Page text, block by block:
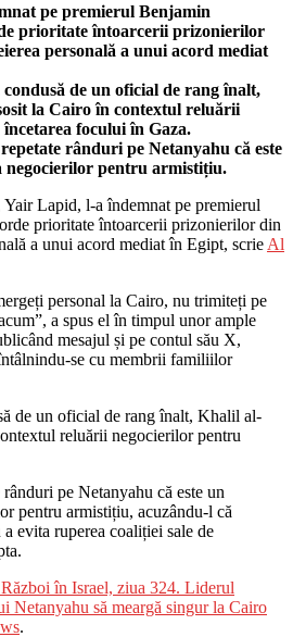
pe premierul Benjamin
prioritate întoarcerii prizonierilor
personală a unui acord mediat
condusă de un oficial de rang înalt,
la Cairo în contextul reluării
focului în Gaza.
rânduri pe Netanyahu că este
negocierilor pentru armistițiu.
Lapid, l-a îndemnat pe premierul
prioritate întoarcerii prizonierilor din
a unui acord mediat în Egipt, scrie Al
personal la Cairo, nu trimiteți pe
a spus el în timpul unor ample
mesajul și pe contul său X,
se cu membrii familiilor
de un oficial de rang înalt, Khalil al-
reluării negocierilor pentru
pe Netanyahu că este un
pentru armistițiu, acuzându-l că
evita ruperea coaliției sale de
în Israel, ziua 324. Liderul
Netanyahu să meargă singur la Cairo
.